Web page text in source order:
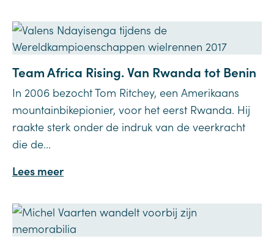
Team Africa Rising. Van Rwanda tot Benin
In 2006 bezocht Tom Ritchey, een Amerikaans
mountainbikepionier, voor het eerst Rwanda. Hij
raakte sterk onder de indruk van de veerkracht
die de...
Lees meer